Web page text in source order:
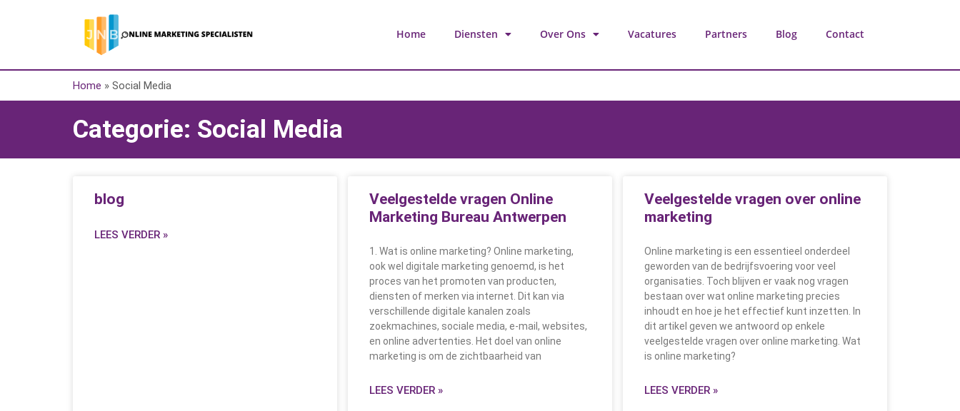
Home Diensten Over Ons Vacatures Partners Blog Contact
Home » Social Media
Categorie: Social Media
blog
LEES VERDER »
Veelgestelde vragen Online
Marketing Bureau Antwerpen
1. Wat is online marketing? Online marketing,
ook wel digitale marketing genoemd, is het
proces van het promoten van producten,
diensten of merken via internet. Dit kan via
verschillende digitale kanalen zoals
zoekmachines, sociale media, e-mail, websites,
en online advertenties. Het doel van online
marketing is om de zichtbaarheid van
LEES VERDER »
Veelgestelde vragen over online
marketing
Online marketing is een essentieel onderdeel
geworden van de bedrijfsvoering voor veel
organisaties. Toch blijven er vaak nog vragen
bestaan over wat online marketing precies
inhoudt en hoe je het effectief kunt inzetten. In
dit artikel geven we antwoord op enkele
veelgestelde vragen over online marketing. Wat
is online marketing?
LEES VERDER »